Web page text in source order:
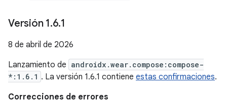
Versión 1.6.1
8 de abril de 2026
Lanzamiento de androidx.wear.compose:compose-
*:1.6.1 . La versión 1.6.1 contiene estas confirmaciones.
Correcciones de errores